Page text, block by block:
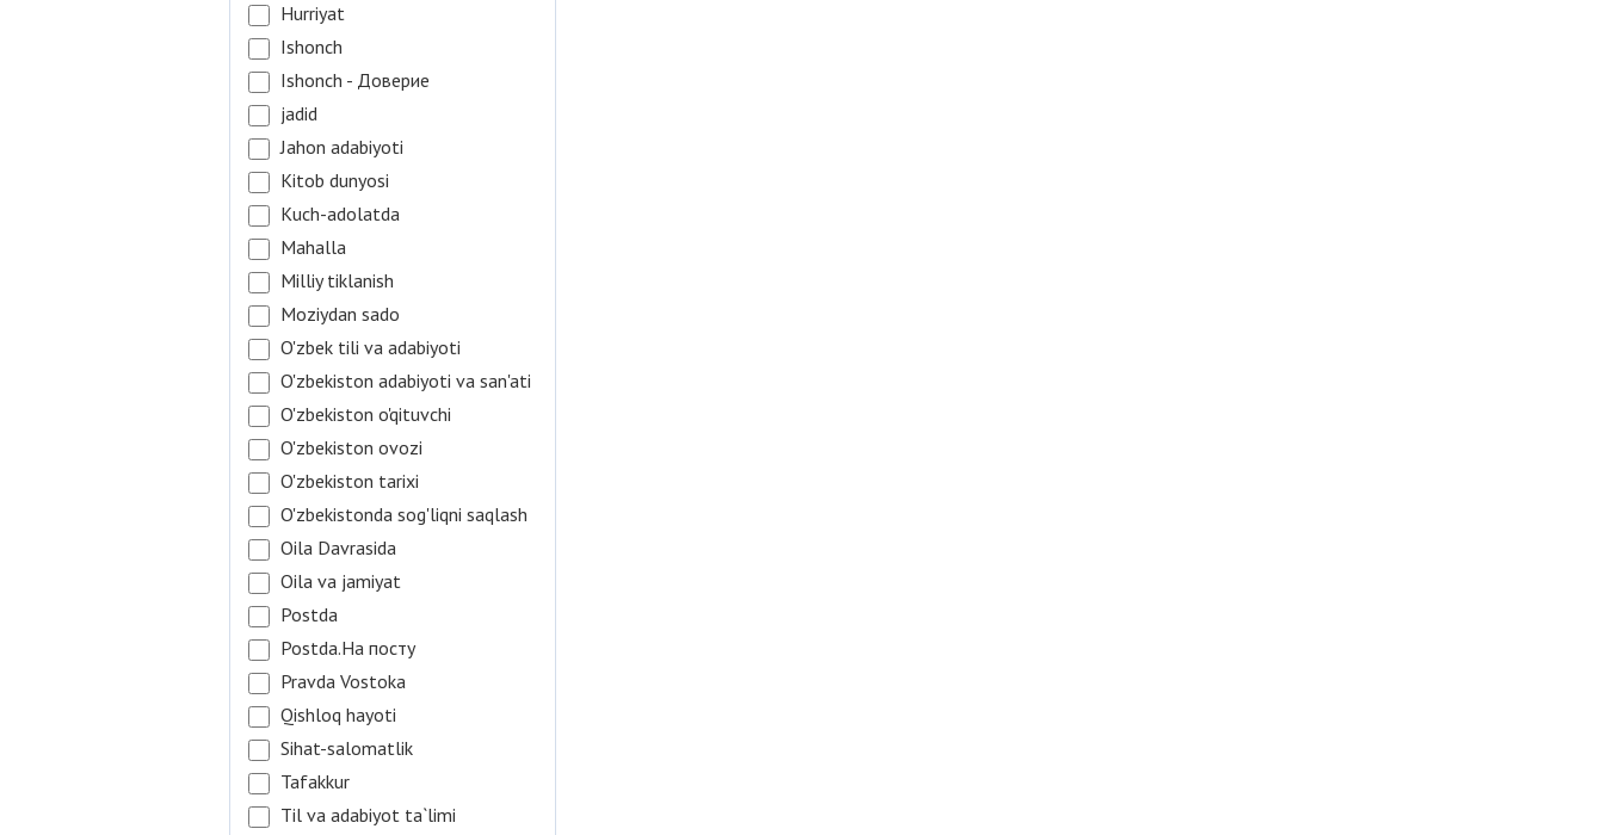
Hurriyat
Ishonch
Ishonch - Доверие
jadid
Jahon adabiyoti
Kitob dunyosi
Kuch-adolatda
Mahalla
Milliy tiklanish
Moziydan sado
O'zbek tili va adabiyoti
O'zbekiston adabiyoti va san'ati
O'zbekiston o'qituvchi
O'zbekiston ovozi
O'zbekiston tarixi
O'zbekistonda sog'liqni saqlash
Oila Davrasida
Oila va jamiyat
Postda
Postda.На посту
Pravda Vostoka
Qishloq hayoti
Sihat-salomatlik
Tafakkur
Til va adabiyot ta`limi